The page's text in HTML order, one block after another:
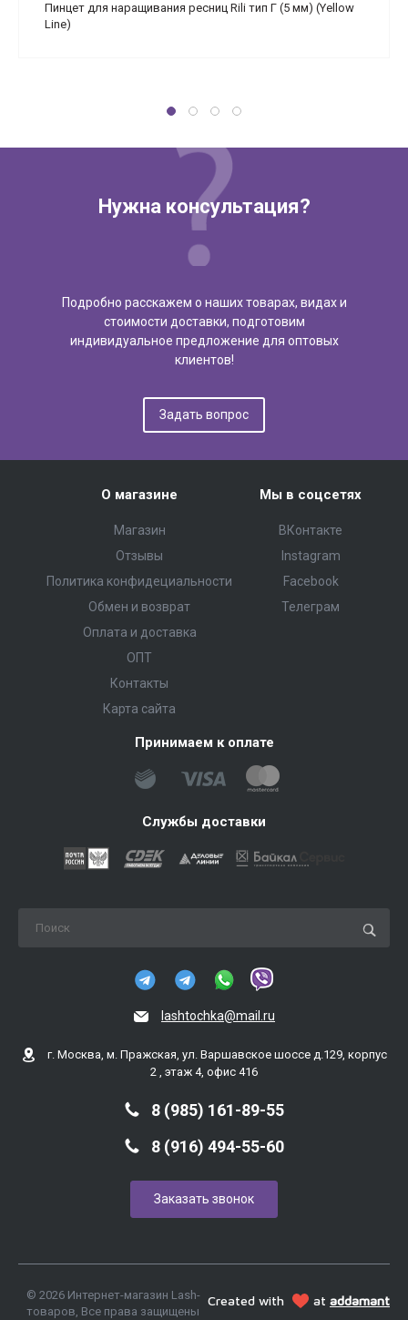
Пинцет для наращивания ресниц Rili тип Г (5 мм) (Yellow
Line)
Нужна консультация?
Подробно расскажем о наших товарах, видах и
стоимости доставки, подготовим
индивидуальное предложение для оптовых
клиентов!
Задать вопрос
О магазине
Магазин
Отзывы
Политика конфидециальности
Обмен и возврат
Оплата и доставка
ОПТ
Контакты
Карта сайта
Мы в соцсетях
ВКонтакте
Instagram
Facebook
Телеграм
Принимаем к оплате
Службы доставки
lashtochka@mail.ru
г. Москва, м. Пражская, ул. Варшавское шоссе д.129, корпус
2 , этаж 4, офис 416
8 (985) 161-89-55
8 (916) 494-55-60
Заказать звонок
© 2026 Интернет-магазин Lash-
товаров, Все права защищены
Created with at addamant